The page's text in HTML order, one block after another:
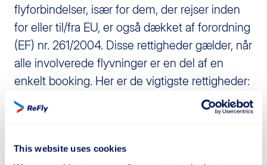
This website uses cookies
flyforbindelser, især for dem, der rejser inden
for eller til/fra EU, er også dækket af forordning
(EF) nr. 261/2004. Disse rettigheder gælder, når
alle involverede flyvninger er en del af en
enkelt booking. Her er de vigtigste rettigheder:
Ret til Information
dine rettigheder og årsagen til forsinkelsen af